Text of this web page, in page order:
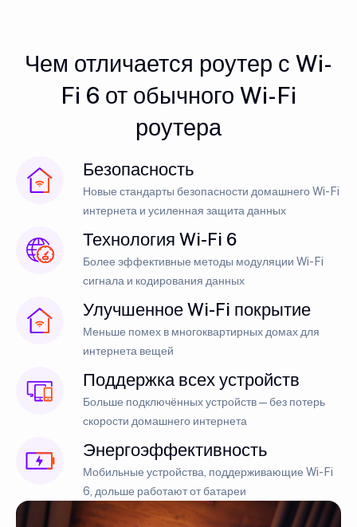
Чем отличается роутер с Wi-
Fi 6 от обычного Wi-Fi
роутера
Безопасность
Новые стандарты безопасности домашнего Wi-Fi
интернета и усиленная защита данных
Технология Wi-Fi 6
Более эффективные методы модуляции Wi-Fi
сигнала и кодирования данных
Улучшенное Wi-Fi покрытие
Меньше помех в многоквартирных домах для
интернета вещей
Поддержка всех устройств
Больше подключённых устройств — без потерь
скорости домашнего интернета
Энергоэффективность
Мобильные устройства, поддерживающие Wi-Fi
6, дольше работают от батареи